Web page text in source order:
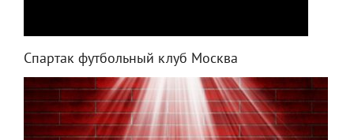
Спартак футбольный клуб Москва